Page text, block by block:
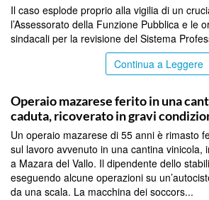
Il caso esplode proprio alla vigilia di un
l’Assessorato della Funzione Pubblica e le
sindacali per la revisione del Sistema
Continua a Leggere
Operaio mazarese ferito in una
caduta, ricoverato in gravi
Un operaio mazarese di 55 anni è rimasto
sul lavoro avvenuto in una cantina vinicola,
a Mazara del Vallo. Il dipendente dello
eseguendo alcune operazioni su
da una scala. La macchina dei soccors...